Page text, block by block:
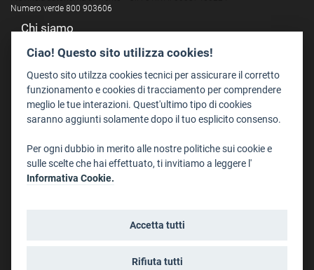
Numero verde 800 903606
Chi siamo
Redazione
Staff
Format - Centro Audiovisivi
Trentino Film Commission
Dove Siamo
Struttura di riferimento
Ciao! Questo sito utilizza cookies!
Questo sito utilzza cookies tecnici per assicurare il corretto
funzionamento e cookies di tracciamento per comprendere
meglio le tue interazioni. Quest'ultimo tipo di cookies
saranno aggiunti solamente dopo il tuo esplicito consenso.
Per ogni dubbio in merito alle nostre politiche sui cookie e
sulle scelte che hai effettuato, ti invitiamo a leggere l'
Informativa Cookie.
Accetta tutti
Rifiuta tutti